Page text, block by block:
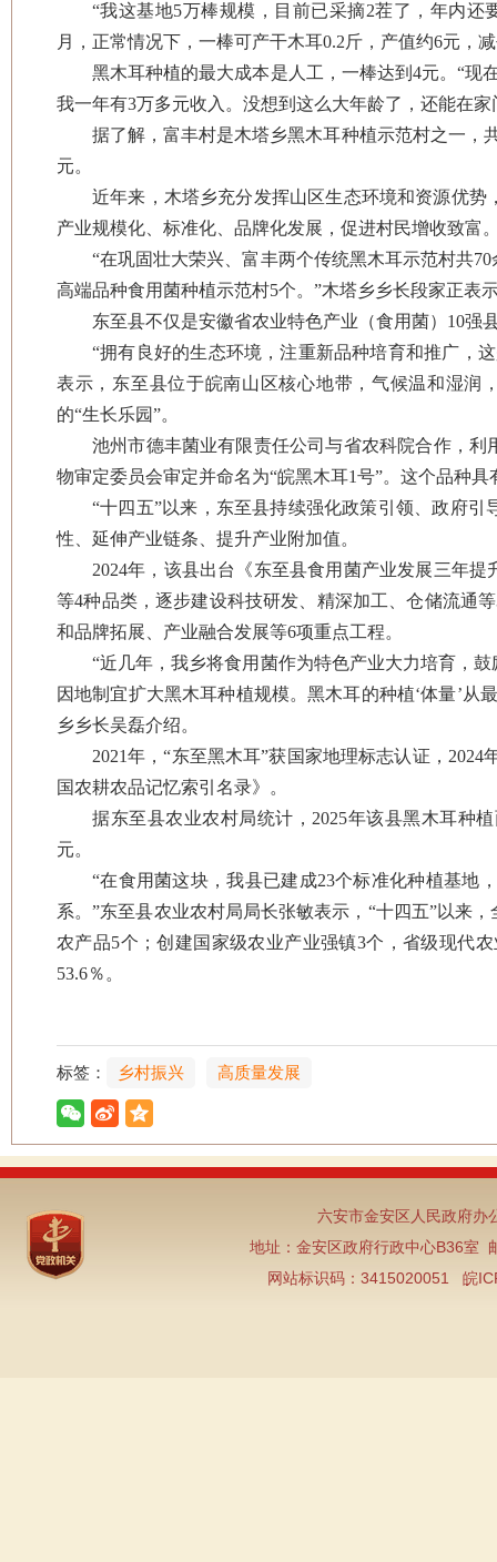
“我这基地5万棒规模，目前已采摘2茬了，年内
月，正常情况下，一棒可产干木耳0.2斤，产值约6元，
黑木耳种植的最大成本是人工，一棒达到4元。“现
我一年有3万多元收入。没想到这么大年龄了，还能在
据了解，富丰村是木塔乡黑木耳种植示范村之一，
元。
近年来，木塔乡充分发挥山区生态环境和资源优
产业规模化、标准化、品牌化发展，促进村民增收致富
“在巩固壮大荣兴、富丰两个传统黑木耳示范村共
高端品种食用菌种植示范村5个。”木塔乡乡长段家正表
东至县不仅是安徽省农业特色产业（食用菌）10强
“拥有良好的生态环境，注重新品种培育和推广，
表示，东至县位于皖南山区核心地带，气候温和湿润
的“生长乐园”。
池州市德丰菌业有限责任公司与省农科院合作，
物审定委员会审定并命名为“皖黑木耳1号”。这个品种
“十四五”以来，东至县持续强化政策引领、政府
性、延伸产业链条、提升产业附加值。
2024年，该县出台《东至县食用菌产业发展三年
等4种品类，逐步建设科技研发、精深加工、仓储流通
和品牌拓展、产业融合发展等6项重点工程。
“近几年，我乡将食用菌作为特色产业大力培育，
因地制宜扩大黑木耳种植规模。黑木耳的种植‘体量’从
乡乡长吴磊介绍。
2021年，“东至黑木耳”获国家地理标志认证，
国农耕农品记忆索引名录》。
据东至县农业农村局统计，2025年该县黑木耳种
元。
“在食用菌这块，我县已建成23个标准化种植基
系。”东至县农业农村局局长张敏表示，“十四五”以来
农产品5个；创建国家级农业产业强镇3个，省级现代
53.6％。
标签： 乡村振兴 高质量发展
六安市金安区人民政府
地址：金安区政府行政中心B36室
网站标识码：3415020051 皖